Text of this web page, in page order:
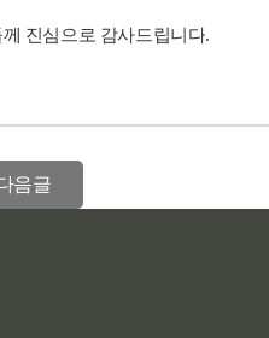
진심으로 감사드립니다.
음글